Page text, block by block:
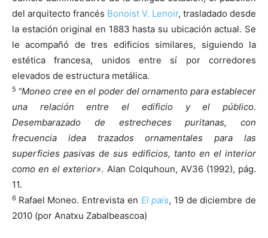
del arquitecto francés Bonoist V. Lenoir, trasladado desde
la estación original en 1883 hasta su ubicación actual. Se
le acompañó de tres edificios similares, siguiendo la
estética francesa, unidos entre sí por corredores
elevados de estructura metálica.
5 “Moneo cree en el poder del ornamento para establecer
una relación entre el edificio y el público.
Desembarazado de estrecheces puritanas, con
frecuencia idea trazados ornamentales para las
superficies pasivas de sus edificios, tanto en el interior
como en el exterior». Alan Colquhoun, AV36 (1992), pág.
11.
6 Rafael Moneo. Entrevista en El país, 19 de diciembre de
2010 (por Anatxu Zabalbeascoa)